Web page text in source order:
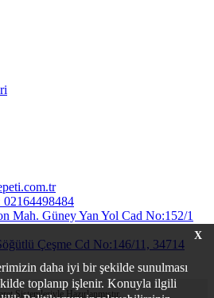
X
daha iyi bir şekilde sunulması
toplanıp işlenir. Konuyla ilgili
02164498484
Mah. Güney Yan Yol Cad No:152/1
Çeşme Cd No:146/11, 34714
Sistemleriyle Hazırlanmıştır.